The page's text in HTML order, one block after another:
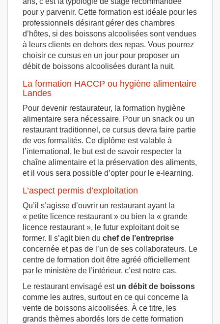
pour y parvenir. Cette formation est idéale pour les
professionnels désirant gérer des chambres
d’hôtes, si des boissons alcoolisées sont vendues
à leurs clients en dehors des repas. Vous pourrez
choisir ce cursus en un jour pour proposer un
débit de boissons alcoolisées durant la nuit.
La formation HACCP ou hygiène alimentaire
Landes
Pour devenir restaurateur, la formation hygiène
alimentaire sera nécessaire. Pour un snack ou un
restaurant traditionnel, ce cursus devra faire partie
de vos formalités. Ce diplôme est valable à
l’international, le but est de savoir respecter la
chaîne alimentaire et la préservation des aliments,
et il vous sera possible d’opter pour le e-learning.
L’aspect permis d’exploitation
Qu’il s’agisse d’ouvrir un restaurant ayant la
« petite licence restaurant » ou bien la « grande
licence restaurant », le futur exploitant doit se
former. Il s’agit bien du chef de l’entreprise
concernée et pas de l’un de ses collaborateurs. Le
centre de formation doit être agréé officiellement
par le ministère de l’intérieur, c’est notre cas.
Le restaurant envisagé est un débit de boissons
comme les autres, surtout en ce qui concerne la
vente de boissons alcoolisées. À ce titre, les
grands thèmes abordés lors de cette formation